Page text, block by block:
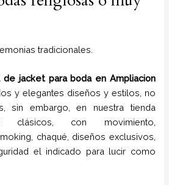
tradicionales.
de jacket para boda en Ampliacion
y elegantes diseños y estilos, no
sin embargo, en nuestra tienda
clásicos, con movimiento,
chaqué, diseños exclusivos,
el indicado para lucir como